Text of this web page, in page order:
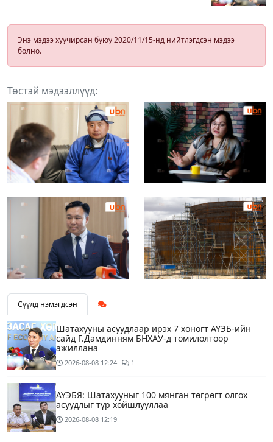
Энэ мэдээ хуучирсан буюу 2020/11/15-нд нийтлэгдсэн мэдээ
болно.
Төстэй мэдээллүүд:
Сүүлд нэмэгдсэн
Шатахууны асуудлаар ирэх 7 хоногт АҮЭБ-ийн
сайд Г.Дамдинням БНХАУ-д томилолтоор
ажиллана
2026-08-08 12:24 1
АҮЭБЯ: Шатахууныг 100 мянган төгрөгт олгох
асуудлыг түр хойшлууллаа
2026-08-08 12:19